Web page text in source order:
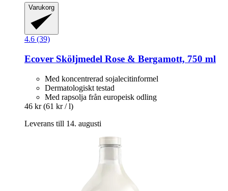
Varukorg
4.6 (39)
Ecover Sköljmedel Rose & Bergamott, 750 ml
Med koncentrerad sojalecitinformel
Dermatologiskt testad
Med rapsolja från europeisk odling
46 kr (61 kr / l)
Leverans till 14. augusti